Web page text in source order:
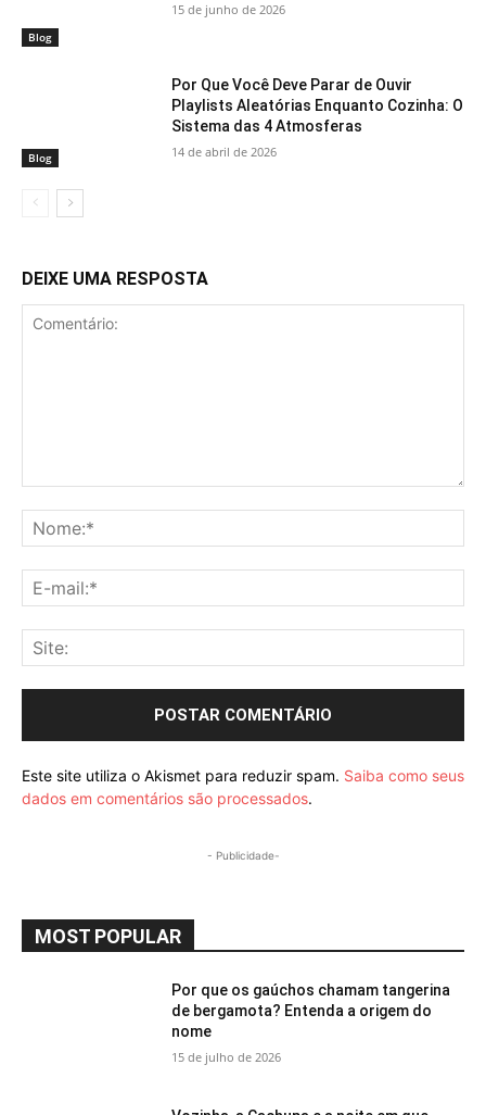
Blog
15 de junho de 2026
Blog
Por Que Você Deve Parar de Ouvir
Playlists Aleatórias Enquanto Cozinha: O
Sistema das 4 Atmosferas
14 de abril de 2026
DEIXE UMA RESPOSTA
Este site utiliza o Akismet para reduzir spam. Saiba como seus
dados em comentários são processados.
- Publicidade-
MOST POPULAR
Por que os gaúchos chamam tangerina
de bergamota? Entenda a origem do
nome
15 de julho de 2026